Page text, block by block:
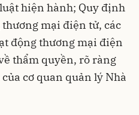
hiện hành; Quy định
mại điện tử, các
động thương mại điện
thẩm quyền, rõ ràng
cơ quan quản lý Nhà